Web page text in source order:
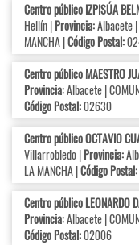
Centro público IZPISÚA
Hellín |Provincia:Albacete |
MANCHA |Código Postal:
Centro público MAESTRO
Provincia:Albacete |
Código Postal:02630
Centro público OCTAVIO
Villarrobledo |Provincia:
LA MANCHA |Código Postal:
Centro público LEONARDO
Provincia:Albacete |
Código Postal:02006